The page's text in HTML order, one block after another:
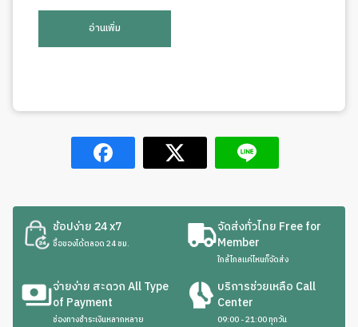
อ่านเพิ่ม
ช้อปง่าย 24 x7
ซื้อของได้ตลอด 24 ชม.
จัดส่งทั่วไทย Free for
Member
ใกล้ไกลแค่ไหนก็จัดส่ง
จ่ายง่าย สะดวก All Type
of Payment
ช่องทางชำระเงินหลากหลาย
บริการช่วยเหลือ Call
Center
09:00 - 21:00 ทุกวัน